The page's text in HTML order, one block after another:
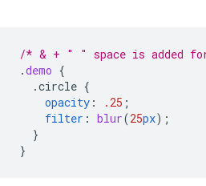
/* & + " " space is added
.demo {
.circle {
opacity : .25 ;
filter : blur(25px);
}
}